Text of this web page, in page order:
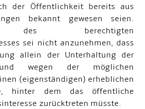
der Öffentlichkeit bereits aus
bekannt gewesen seien.
des berechtigten
sei nicht anzunehmen, dass
allein der Unterhaltung der
wegen der möglichen
(eigenständigen) erheblichen
hinter dem das öffentliche
zurücktreten müsste.